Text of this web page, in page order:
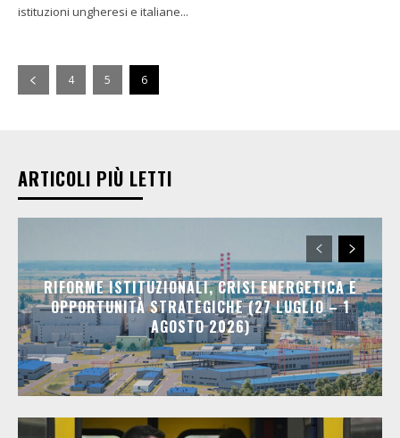
istituzioni ungheresi e italiane...
4 5 6
ARTICOLI PIÙ LETTI
RIFORME ISTITUZIONALI, CRISI ENERGETICA E
OPPORTUNITÀ STRATEGICHE (27 LUGLIO – 1
AGOSTO 2026)